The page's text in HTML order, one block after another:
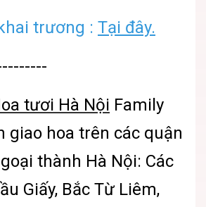
trương : Tại đây.
tươi Hà Nội Family
giao hoa trên các quận
thành Hà Nội: Các
Giấy, Bắc Từ Liêm,